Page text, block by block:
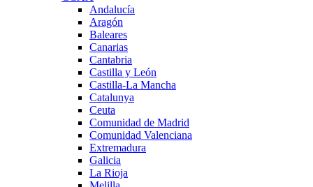
Andalucía
Aragón
Baleares
Canarias
Cantabria
Castilla y León
Castilla-La Mancha
Catalunya
Ceuta
Comunidad de Madrid
Comunidad Valenciana
Extremadura
Galicia
La Rioja